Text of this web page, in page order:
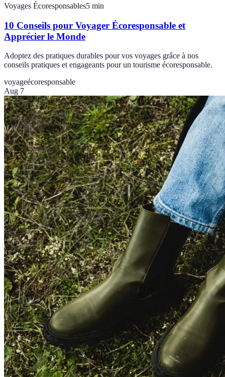
Voyages Écoresponsables5 min
10 Conseils pour Voyager Écoresponsable et
Apprécier le Monde
Adoptez des pratiques durables pour vos voyages grâce à nos
conseils pratiques et engageants pour un tourisme écoresponsable.
voyageécoresponsable
Aug 7